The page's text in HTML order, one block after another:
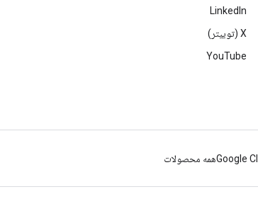
LinkedIn
‫X (توییتر)
YouTube
Googleهمه محصولات